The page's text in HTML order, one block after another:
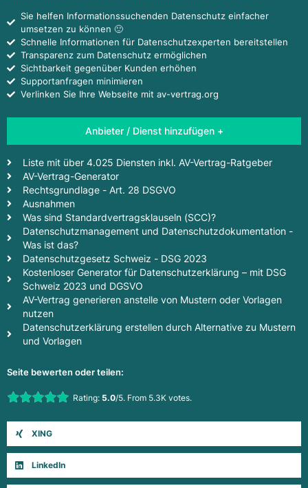
Sie helfen Informationssuchenden Datenschutz einfacher
umsetzen zu können 🙂
Schnelle Informationen für Datenschutzexperten bereitstellen
Transparenz zum Datenschutz ermöglichen
Sichtbarkeit gegenüber Kunden erhöhen
Supportanfragen minimieren
Verlinken Sie Ihre Webseite mit av-vertrag.org
Anbieter / Dienst hinzufügen +
Liste mit über 4.025 Diensten inkl. AV-Vertrag-Ratgeber
AV-Vertrag-Generator
Rechtsgrundlage - Art. 28 DSGVO
Ausnahmen
Was sind Standardvertragsklauseln (SCC)?
Datenschutzmanagement und Datenschutzdokumentation -
Was ist das?
Datenschutzgesetz Schweiz - DSG 2023
Kostenloser Generator für Datenschutzerklärung – mit DSG
Schweiz 2023 und DGSVO
AV-Vertrag generieren anstelle von Mustern oder Vorlagen
nutzen
Datenschutzerklärung erstellen durch Alternative zu Mustern
und Vorlagen
Seite bewerten oder teilen:
Rate this item:Rating: 5.0/5. From 5.3K votes.
XING
LinkedIn